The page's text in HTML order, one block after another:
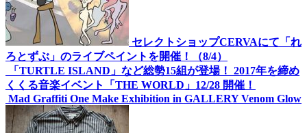
セレクトショップCERVAにて「れ
ろとずぶ」のライブペイントを開催！（8/4）
「TURTLE ISLAND」など総勢15組が登場！ 2017年を締め
くくる音楽イベント「THE WORLD」12/28 開催！
Mad Graffiti One Make Exhibition in GALLERY Venom Glow